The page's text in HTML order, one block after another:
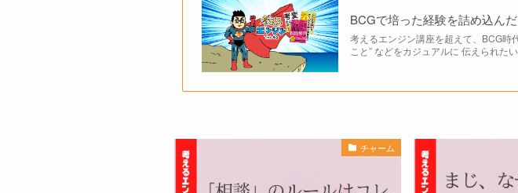
BCGで培った経験を詰め込ん
考えるエンジン講座を超えて、BCG時
こと” などをカジュアルに 伝えられた
チャーム